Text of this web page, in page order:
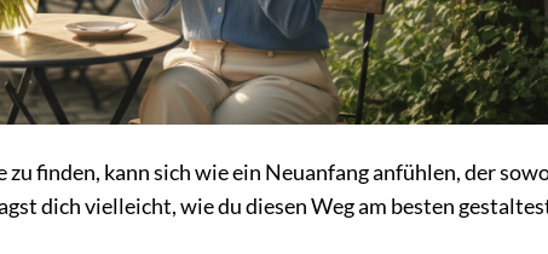
zu finden, kann sich wie ein Neuanfang anfühlen, der
dich vielleicht, wie du diesen Weg am besten